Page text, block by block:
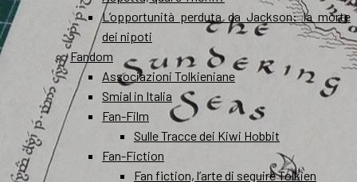
L’opportunità perduta da Jackson: la morte
dei nipoti
Fandom
Associazioni Tolkieniane
Smial in Italia
Fan-Film
Sulle Tracce dei Kiwi Hobbit
Fan-Fiction
Fan fiction, l’arte di seguire Tolkien